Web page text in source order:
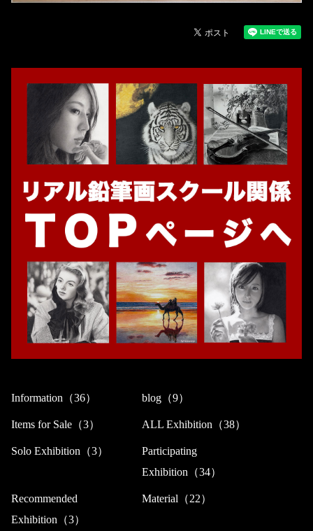
Information（36） blog（9）
Items for Sale（3） ALL Exhibition（38）
Solo Exhibition（3）
Participating
Exhibition（34）
Recommended
Exhibition（3）
Material（22）